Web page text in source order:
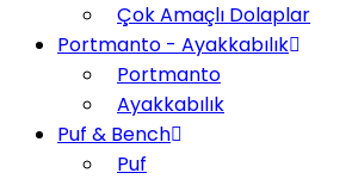
Çok Amaçlı Dolaplar
Portmanto - Ayakkabılık
Portmanto
Ayakkabılık
Puf & Bench
Puf